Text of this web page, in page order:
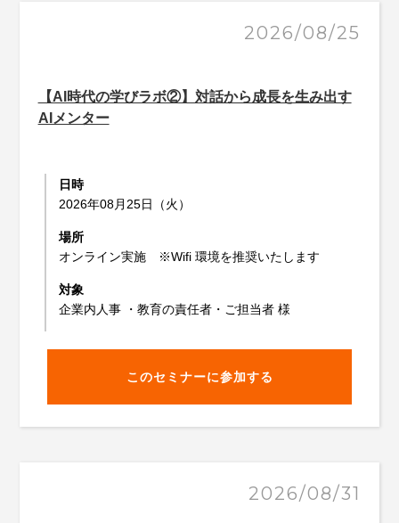
2026/08/25
【AI時代の学びラボ②】対話から成長を生み出す
AIメンター
日時
2026年08月25日（火）
場所
オンライン実施 ※Wifi 環境を推奨いたします
対象
企業内人事 ・教育の責任者・ご担当者 様
このセミナーに参加する
2026/08/31